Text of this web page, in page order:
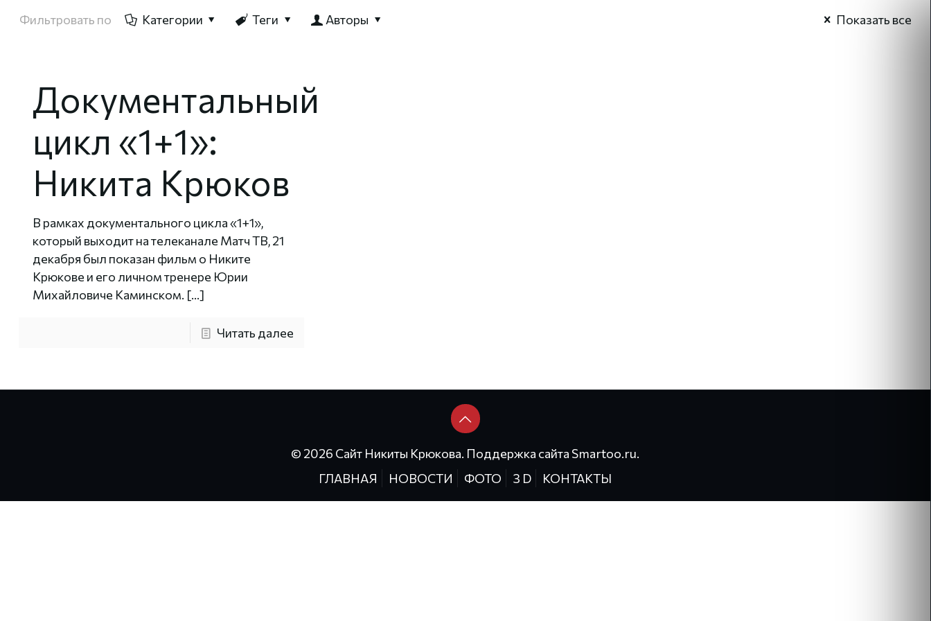
Фильтровать по Категории Теги Авторы Показать все
Документальный
цикл «1+1»:
Никита Крюков
В рамках документального цикла «1+1»,
который выходит на телеканале Матч ТВ, 21
декабря был показан фильм о Никите
Крюкове и его личном тренере Юрии
Михайловиче Каминском. […]
Читать далее
© 2026 Сайт Никиты Крюкова. Поддержка сайта Smartoo.ru.
ГЛАВНАЯ
НОВОСТИ ФОТО 3 D КОНТАКТЫ